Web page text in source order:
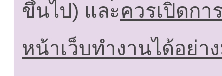
ขึ้นไป) และควรเปิดกา
หน้าเว็บทำงานได้อย่า